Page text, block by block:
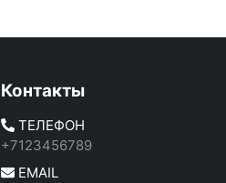
Контакты
ТЕЛЕФОН
+7123456789
EMAIL